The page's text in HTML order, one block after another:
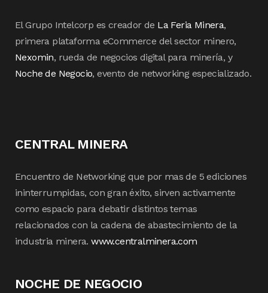
El Grupo Intelcorp es creador de La Feria Minera,
primera plataforma eCommerce del sector minero,
Nexomin, rueda de negocios digital para minería, y
Noche de Negocio, evento de networking especializado.
CENTRAL MINERA
Encuentro de Networking que por mas de 5 ediciones
ininterrumpidas, con gran éxito, sirven activamente
como espacio para debatir distintos temas
relacionados con la cadena de abastecimiento de la
industria minera.www.centralminera.com
NOCHE DE NEGOCIO